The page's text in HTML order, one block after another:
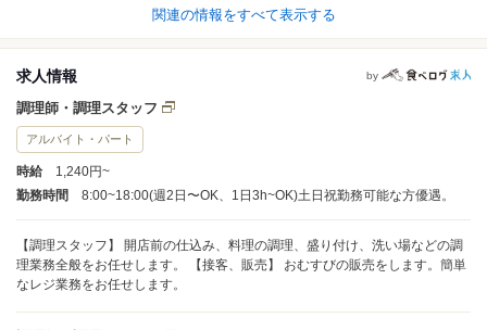
関連の情報をすべて表示する
求人情報 by
調理師・調理スタッフ
アルバイト・パート
時給
1,240円~
勤務時間
8:00~18:00(週2日〜OK、1日3h~OK)土日祝勤務可能な方優遇。
【調理スタッフ】 開店前の仕込み、料理の調理、盛り付け、洗い場などの調
理業務全般をお任せします。 【接客、販売】 おむすびの販売をします。簡単
なレジ業務をお任せします。